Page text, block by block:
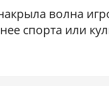
волна
спорта или